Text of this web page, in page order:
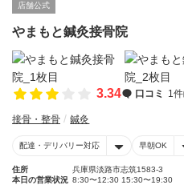
店舗公式
やまもと鍼灸接骨院
3.34 口コミ 1件
接骨・整骨 鍼灸
配達・デリバリー対応 早朝OK
住所
兵庫県淡路市志筑1583-3
本日の営業状況 8:30〜12:30 15:30〜19:30